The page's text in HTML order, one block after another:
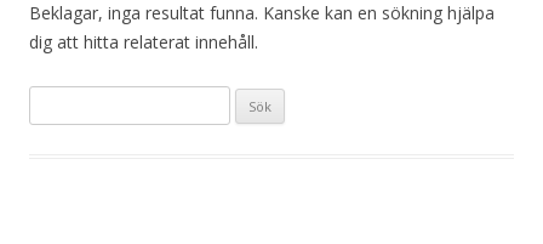
Beklagar, inga resultat funna. Kanske kan en sökning hjälpa
dig att hitta relaterat innehåll.
efter: